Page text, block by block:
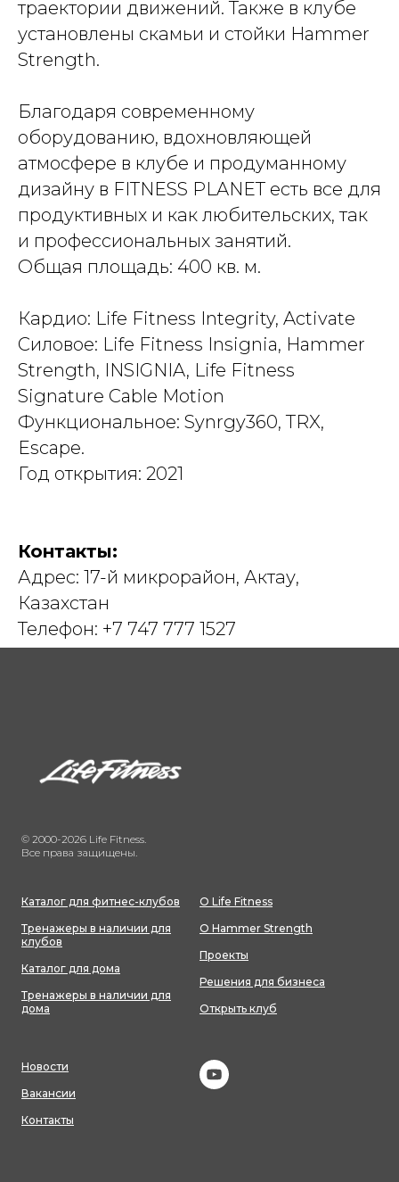
траектории движений. Также в клубе
установлены скамьи и стойки Hammer
Strength.
Благодаря современному
оборудованию, вдохновляющей
атмосфере в клубе и продуманному
дизайну в FITNESS PLANET есть все для
продуктивных и как любительских, так
и профессиональных занятий.
Общая площадь: 400 кв. м.
Кардио: Life Fitness Integrity, Activate
Силовое: Life Fitness Insignia, Hammer
Strength, INSIGNIA, Life Fitness
Signature Cable Motion
Функциональное: Synrgy360, TRX,
Escape.
Год открытия: 2021
Контакты:
Адрес: 17-й микрорайон, Актау,
Казахстан
Телефон: +7 747 777 1527
© 2000-2026 Life Fitness.
Все права защищены.
Каталог для фитнес-клубов
Тренажеры в наличии для
клубов
Каталог для дома
Тренажеры в наличии для
дома
О Life Fitness
О Hammer Strength
Проекты
Решения для бизнеса
Открыть клуб
Новости
Вакансии
Контакты